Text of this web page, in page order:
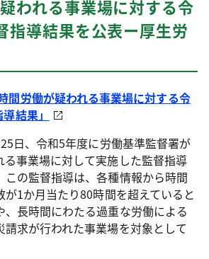
われる事業場に対する令
指導結果を公表ー厚生労
間労働が疑われる事業場に対する令
結果」
日、令和5年度に労働基準監督署が
事業場に対して実施した監督指導
この監督指導は、各種情報から時間
1か月当たり80時間を超えていると
長時間にわたる過重な労働による
求が行われた事業場を対象として